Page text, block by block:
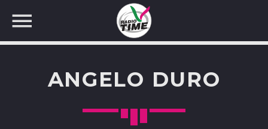
ANGELO DURO